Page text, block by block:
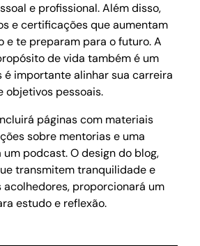
e profissional. Além disso,
e certificações que aumentam
e te preparam para o futuro. A
de vida também é um
é importante alinhar sua carreira
objetivos pessoais.
páginas com materiais
sobre mentorias e uma
podcast. O design do blog,
transmitem tranquilidade e
acolhedores, proporcionará um
estudo e reflexão.